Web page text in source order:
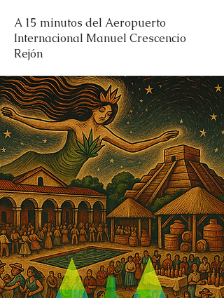
A 15 minutos del Aeropuerto
Internacional Manuel Crescencio
Rejón